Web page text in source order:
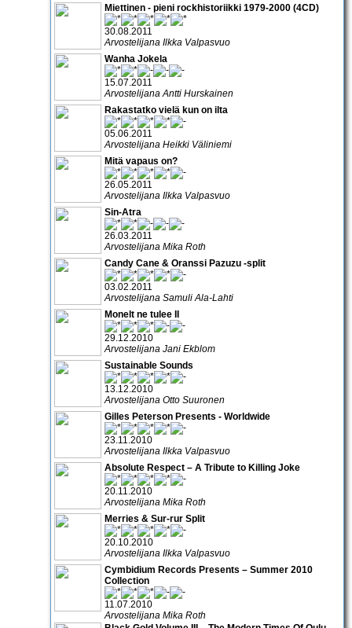
Miettinen - pieni rockhistoriikki 1979-2000 (4CD)
30.08.2011
Arvostelijana Ilkka Valpasvuo
Wanha Jokela
15.07.2011
Arvostelijana Antti Hurskainen
Rakastatko vielä kun on ilta
05.06.2011
Arvostelijana Heikki Väliniemi
Mitä vapaus on?
26.05.2011
Arvostelijana Ilkka Valpasvuo
Sin-Atra
26.03.2011
Arvostelijana Mika Roth
Candy Cane & Oranssi Pazuzu -split
03.02.2011
Arvostelijana Samuli Ala-Lahti
Monelt ne tulee II
29.12.2010
Arvostelijana Jani Ekblom
Sustainable Sounds
13.12.2010
Arvostelijana Otto Suuronen
Gilles Peterson Presents - Worldwide
23.11.2010
Arvostelijana Ilkka Valpasvuo
Absolute Respect – A Tribute to Killing Joke
20.11.2010
Arvostelijana Mika Roth
Merries & Sur-rur Split
20.10.2010
Arvostelijana Ilkka Valpasvuo
Cymbidium Records Presents – Summer 2010
Collection
11.07.2010
Arvostelijana Mika Roth